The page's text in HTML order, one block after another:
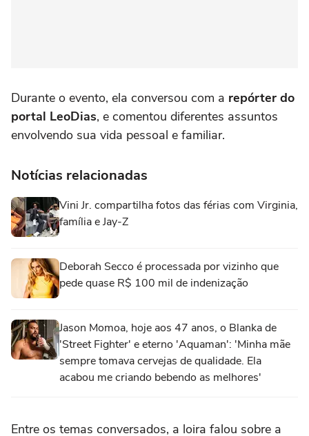
Durante o evento, ela conversou com a repórter do
portal LeoDias, e comentou diferentes assuntos
envolvendo sua vida pessoal e familiar.
Notícias relacionadas
Vini Jr. compartilha fotos das férias com Virginia,
família e Jay-Z
Deborah Secco é processada por vizinho que
pede quase R$ 100 mil de indenização
Jason Momoa, hoje aos 47 anos, o Blanka de
'Street Fighter' e eterno 'Aquaman': 'Minha mãe
sempre tomava cervejas de qualidade. Ela
acabou me criando bebendo as melhores'
Entre os temas conversados, a loira falou sobre a